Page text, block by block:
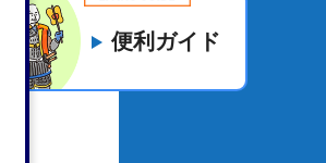
便利ガイド